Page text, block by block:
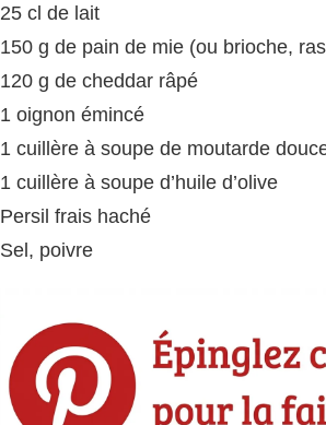
25 cl de lait
150 g de pain de mie (ou brioche,
120 g de cheddar râpé
1 oignon émincé
1 cuillère à soupe de moutarde
1 cuillère à soupe d’huile d’olive
Persil frais haché
Sel, poivre